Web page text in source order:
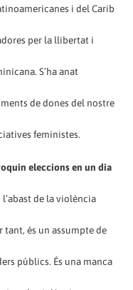
i del Carib
per la llibertat i
S’ha anat
de dones del nostre
feministes.
eleccions en un dia
de la violència
tant, és un assumpte de
públics. És una manca